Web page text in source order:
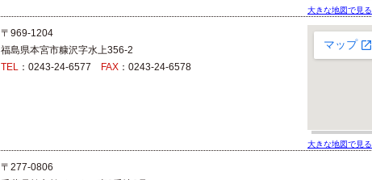
大きな地図で見る
大きな地図で見る
〒969‐1204
福島県本宮市糠沢字水上356-2
TEL ：0243-24-6577 FAX ：0243-24-6578
〒277‐0806